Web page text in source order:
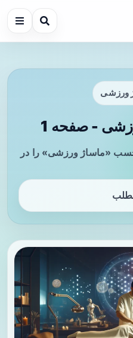
ورزشی
- صفحه 1
«ماساژ ورزشی» را در